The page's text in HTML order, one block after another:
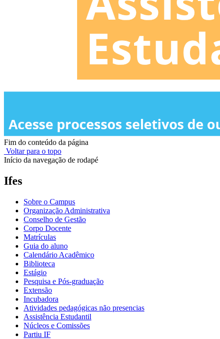
Fim do conteúdo da página
Voltar para o topo
Início da navegação de rodapé
Ifes
Sobre o Campus
Organização Administrativa
Conselho de Gestão
Corpo Docente
Matrículas
Guia do aluno
Calendário Acadêmico
Biblioteca
Estágio
Pesquisa e Pós-graduação
Extensão
Incubadora
Atividades pedagógicas não presencias
Assistência Estudantil
Núcleos e Comissões
Partiu IF